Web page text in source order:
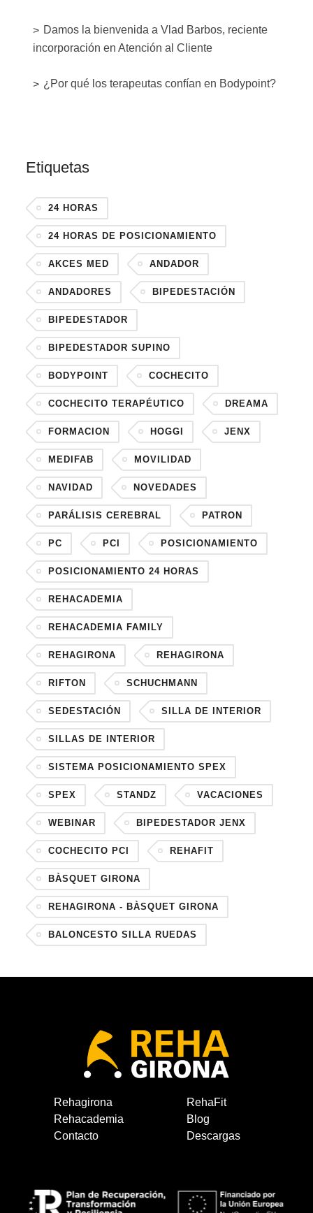
Damos la bienvenida a Vlad Barbos, reciente
incorporación en Atención al Cliente
¿Por qué los terapeutas confían en Bodypoint?
Etiquetas
24 HORAS
24 HORAS DE POSICIONAMIENTO
AKCES MED ANDADOR
ANDADORES BIPEDESTACIÓN
BIPEDESTADOR
BIPEDESTADOR SUPINO
BODYPOINT COCHECITO
COCHECITO TERAPÉUTICO DREAMA
FORMACION HOGGI JENX
MEDIFAB MOVILIDAD
NAVIDAD NOVEDADES
PARÁLISIS CEREBRAL PATRON
PC PCI POSICIONAMIENTO
POSICIONAMIENTO 24 HORAS
REHACADEMIA
REHACADEMIA FAMILY
REHAGIRONA REHAGIRONA
RIFTON SCHUCHMANN
SEDESTACIÓN SILLA DE INTERIOR
SILLAS DE INTERIOR
SISTEMA POSICIONAMIENTO SPEX
SPEX STANDZ VACACIONES
WEBINAR BIPEDESTADOR JENX
COCHECITO PCI REHAFIT
BÀSQUET GIRONA
REHAGIRONA - BÀSQUET GIRONA
BALONCESTO SILLA RUEDAS
Rehagirona
RehaFit
Rehacademia
Blog
Contacto
Descargas